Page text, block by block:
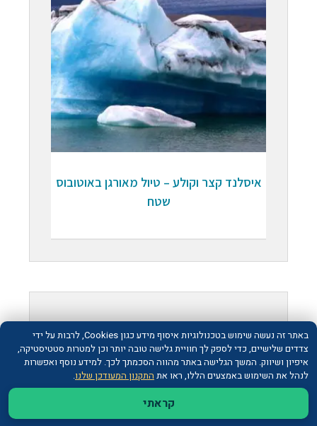
איסלנד קצר וקולע – טיול מאורגן באוטובוס
שטח
תנאים כלליים
גלילה
לראש
מתכננים את טיול החלומי יחד
באתר זה נעשה שימוש בטכנולוגיות איסוף מידע כגון Cookies, לרבות על ידי
צדדים שלישיים, כדי לספק לך חוויית גלישה טובה יותר וכן למטרות סטטיסטיקה,
איפיון ושיווק. המשך הגלישה באתר מהווה הסכמתך לכך. למידע נוסף ואפשרות
לנהל את השימוש באמצעים הללו, ראו את התקנון המעודכן שלנו.
קראתי